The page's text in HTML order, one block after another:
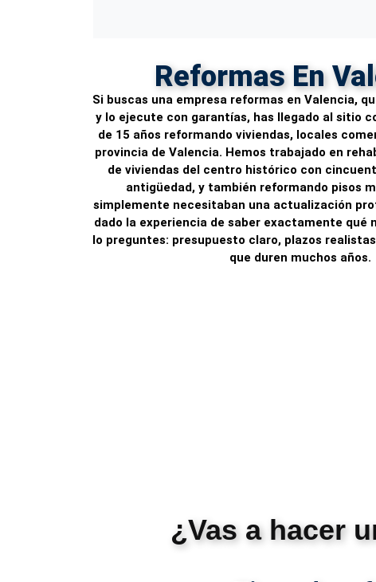
Reformas En
Si buscas una empresa reformas en Valencia,
y lo ejecute con garantías, has llegado al sitio
de 15 años reformando viviendas, locales
provincia de Valencia. Hemos trabajado en
de viviendas del centro histórico con
antigüedad, y también reformando pisos
simplemente necesitaban una actualización
dado la experiencia de saber exactamente qué
lo preguntes: presupuesto claro, plazos
que duren muchos años.
¿Vas a hacer